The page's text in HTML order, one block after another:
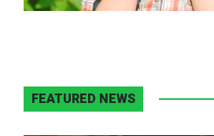
FEATURED NEWS